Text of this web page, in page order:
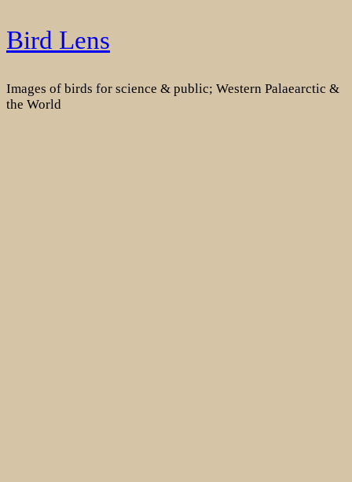
Skip
to
Bird Lens
Images of birds for science & public; Western Palaearctic &
the World